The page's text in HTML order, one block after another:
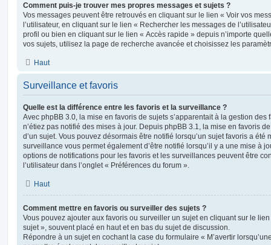
Comment puis-je trouver mes propres messages et sujets ?
Vos messages peuvent être retrouvés en cliquant sur le lien « Voir vos
l’utilisateur, en cliquant sur le lien « Rechercher les messages de
profil ou bien en cliquant sur le lien « Accès rapide » depuis n’importe
vos sujets, utilisez la page de recherche avancée et choisissez les
Haut
Surveillance et favoris
Quelle est la différence entre les favoris et la surveillance ?
Avec phpBB 3.0, la mise en favoris de sujets s’apparentait à la gestion des
n’étiez pas notifié des mises à jour. Depuis phpBB 3.1, la mise en favoris
d’un sujet. Vous pouvez désormais être notifié lorsqu’un sujet favoris a été
surveillance vous permet également d’être notifié lorsqu’il y a une mise à
options de notifications pour les favoris et les surveillances peuvent être
l’utilisateur dans l’onglet « Préférences du forum ».
Haut
Comment mettre en favoris ou surveiller des sujets ?
Vous pouvez ajouter aux favoris ou surveiller un sujet en cliquant sur le
sujet », souvent placé en haut et en bas du sujet de discussion.
Répondre à un sujet en cochant la case du formulaire « M’avertir